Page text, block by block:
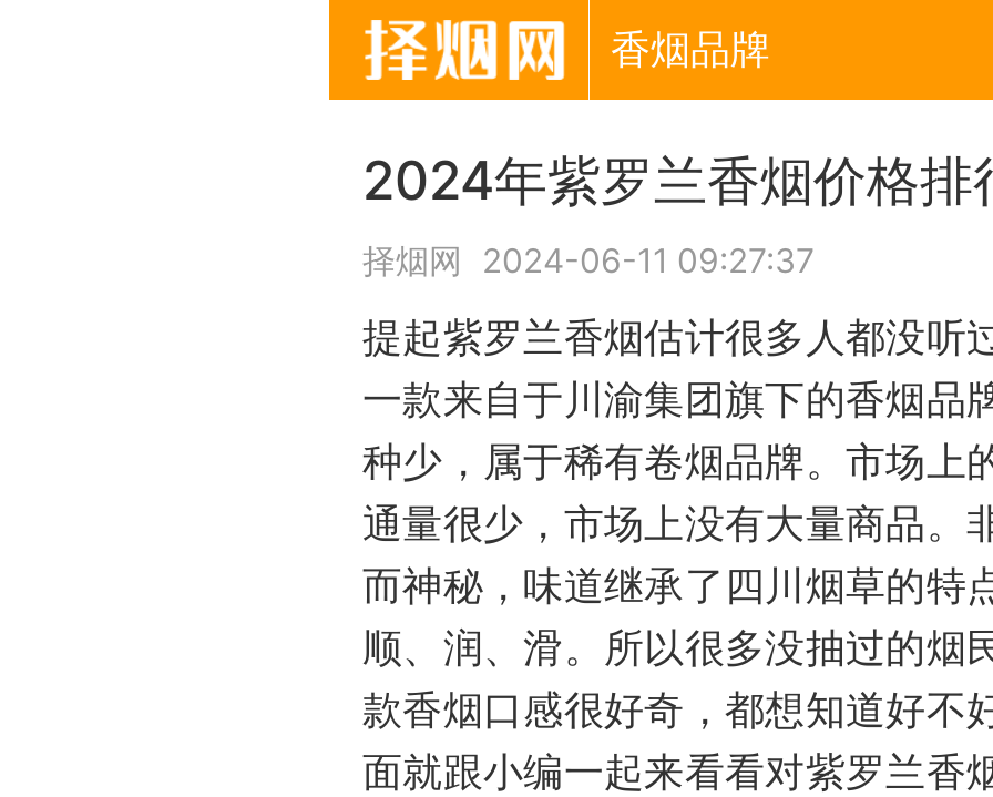
香烟品牌
2024年紫罗兰香烟价格排
择烟网 2024-06-11 09:27:37
提起紫罗兰香烟估计很多人都没听
一款来自于川渝集团旗下的香烟品
种少，属于稀有卷烟品牌。市场上
通量很少，市场上没有大量商品。
而神秘，味道继承了四川烟草的特
顺、润、滑。所以很多没抽过的烟
款香烟口感很好奇，都想知道好不
面就跟小编一起来看看对紫罗兰香